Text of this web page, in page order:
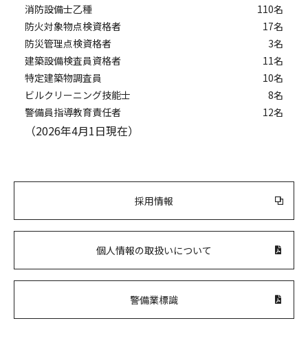
消防設備士乙種
110名
防火対象物点検資格者
17名
防災管理点検資格者
3名
建築設備検査員資格者
11名
特定建築物調査員
10名
ビルクリーニング技能士
8名
警備員指導教育責任者
12名
（2026年4月1日現在）
採用情報
個人情報の取扱いについて
警備業標識